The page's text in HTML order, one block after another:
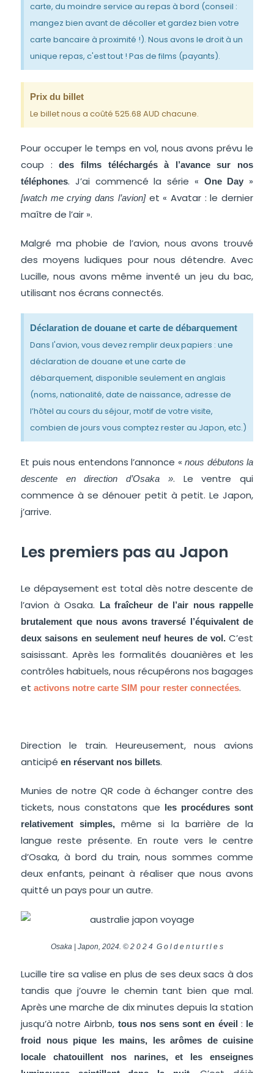
carte, du moindre service au repas à bord (conseil :
mangez bien avant de décoller et gardez bien votre
carte bancaire à proximité !). Nous avons le droit à un
unique repas, c'est tout ! Pas de films (payants).
Prix du billet
Le billet nous a coûté 525.68 AUD chacune.
Pour occuper le temps en vol, nous avons prévu le
coup :des films téléchargés à l’avance sur nos
téléphones. J’ai commencé la série « One Day »
[watch me crying dans l’avion]et « Avatar : le dernier
maître de l’air ».
Malgré ma phobie de l’avion, nous avons trouvé
des moyens ludiques pour nous détendre. Avec
Lucille, nous avons même inventé un jeu du bac,
utilisant nos écrans connectés.
Déclaration de douane et carte de débarquement
Dans l'avion, vous devez remplir deux papiers : une
déclaration de douane et une carte de
débarquement, disponible seulement en anglais
(noms, nationalité, date de naissance, adresse de
l’hôtel au cours du séjour, motif de votre visite,
combien de jours vous comptez rester au Japon, etc.)
Et puis nous entendons l’annonce « nous débutons la
descente en direction d’Osaka ». Le ventre qui
commence à se dénouer petit à petit. Le Japon,
j’arrive.
Les premiers pas au Japon
Le dépaysement est total dès notre descente de
l’avion à Osaka. La fraîcheur de l’air nous rappelle
brutalement que nous avons traversé l’équivalent de
deux saisons en seulement neuf heures de vol.C’est
saisissant. Après les formalités douanières et les
contrôles habituels, nous récupérons nos bagages
et activons notre carte SIM pour rester connectées.
Direction le train. Heureusement, nous avions
anticipé en réservant nos billets.
Munies de notre QR code à échanger contre des
tickets, nous constatons que les procédures sont
relativement simples,même si la barrière de la
langue reste présente. En route vers le centre
d’Osaka, à bord du train, nous sommes comme
deux enfants, peinant à réaliser que nous avons
quitté un pays pour un autre.
Osaka | Japon, 2024. © 2 0 2 4 G o l d e n t u r t l e s
Lucille tire sa valise en plus de ses deux sacs à dos
tandis que j’ouvre le chemin tant bien que mal.
Après une marche de dix minutes depuis la station
jusqu’à notre Airbnb, tous nos sens sont en éveil : le
froid nous pique les mains, les arômes de cuisine
locale chatouillent nos narines, et les enseignes